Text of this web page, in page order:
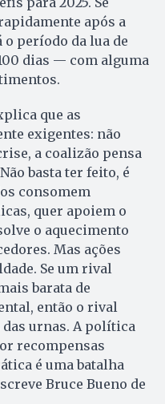
após a
período da lua de
dias — com alguma
que as
exigentes: não
a coalizão pensa
basta ter feito, é
consomem
quer apoiem o
o aquecimento
Mas ações
Se um rival
barata de
então o rival
urnas. A política
recompensas
é uma batalha
Bruce Bueno de